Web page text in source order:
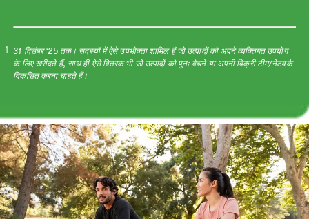
1. 31 दिसंबर ‘25 तक। सदस्यों में ऐसे उपभोक्ता शामिल हैं जो उत्पादों को अपने व्यक्तिगत उपयोग
के लिए खरीदते हैं, साथ ही ऐसे वितरक भी जो उत्पादों को पुनः बेचने या अपनी बिक्री टीम/नेटवर्क
विकसित करना चाहते हैं।